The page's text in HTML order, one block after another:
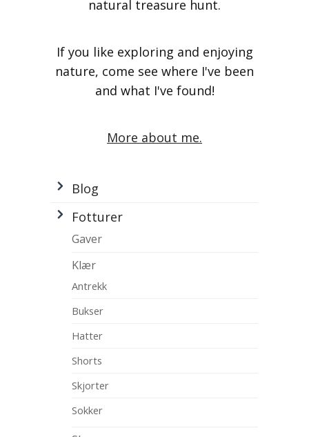
natural treasure hunt.
If you like exploring and enjoying
nature, come see where I've been
and what I've found!
More about me.
Blog
Fotturer
Gaver
Klær
Antrekk
Bukser
Hatter
Shorts
Skjorter
Sokker